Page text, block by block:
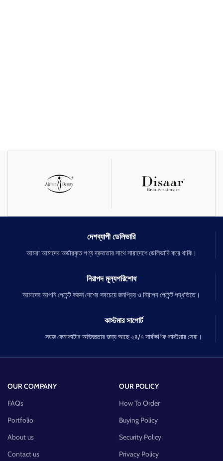
দেশব্যাপী ডেলিভারি
আমরা আমাদের অর্ডারকৃত পণ্য দ্রুততার সাথে সারাদেশে ডেলিভারি করে থাকি।
নিরাপদ মূল্যপরিশোধ
আমাদের আপনি পেমেন্ট করুন দেশের সবচেয়ে জনপ্রিয় ও নিরাপদ পেমেন্ট পদ্ধতিতে।
কাস্টমার সাপোর্ট
সহজ কেনাকাটার অভিজ্ঞতার জন্য আছে ২৪/৭ সার্বক্ষণিক কাস্টমার সেবা।
OUR COMPANY
FAQs
Portfolio
About us
Contact us
OUR POLICY
How To Order
Buying Policy
Security Policy
Privacy Policy